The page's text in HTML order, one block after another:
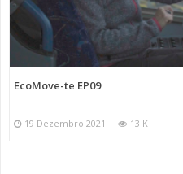
EcoMove-te EP09
19 Dezembro 2021 13 K